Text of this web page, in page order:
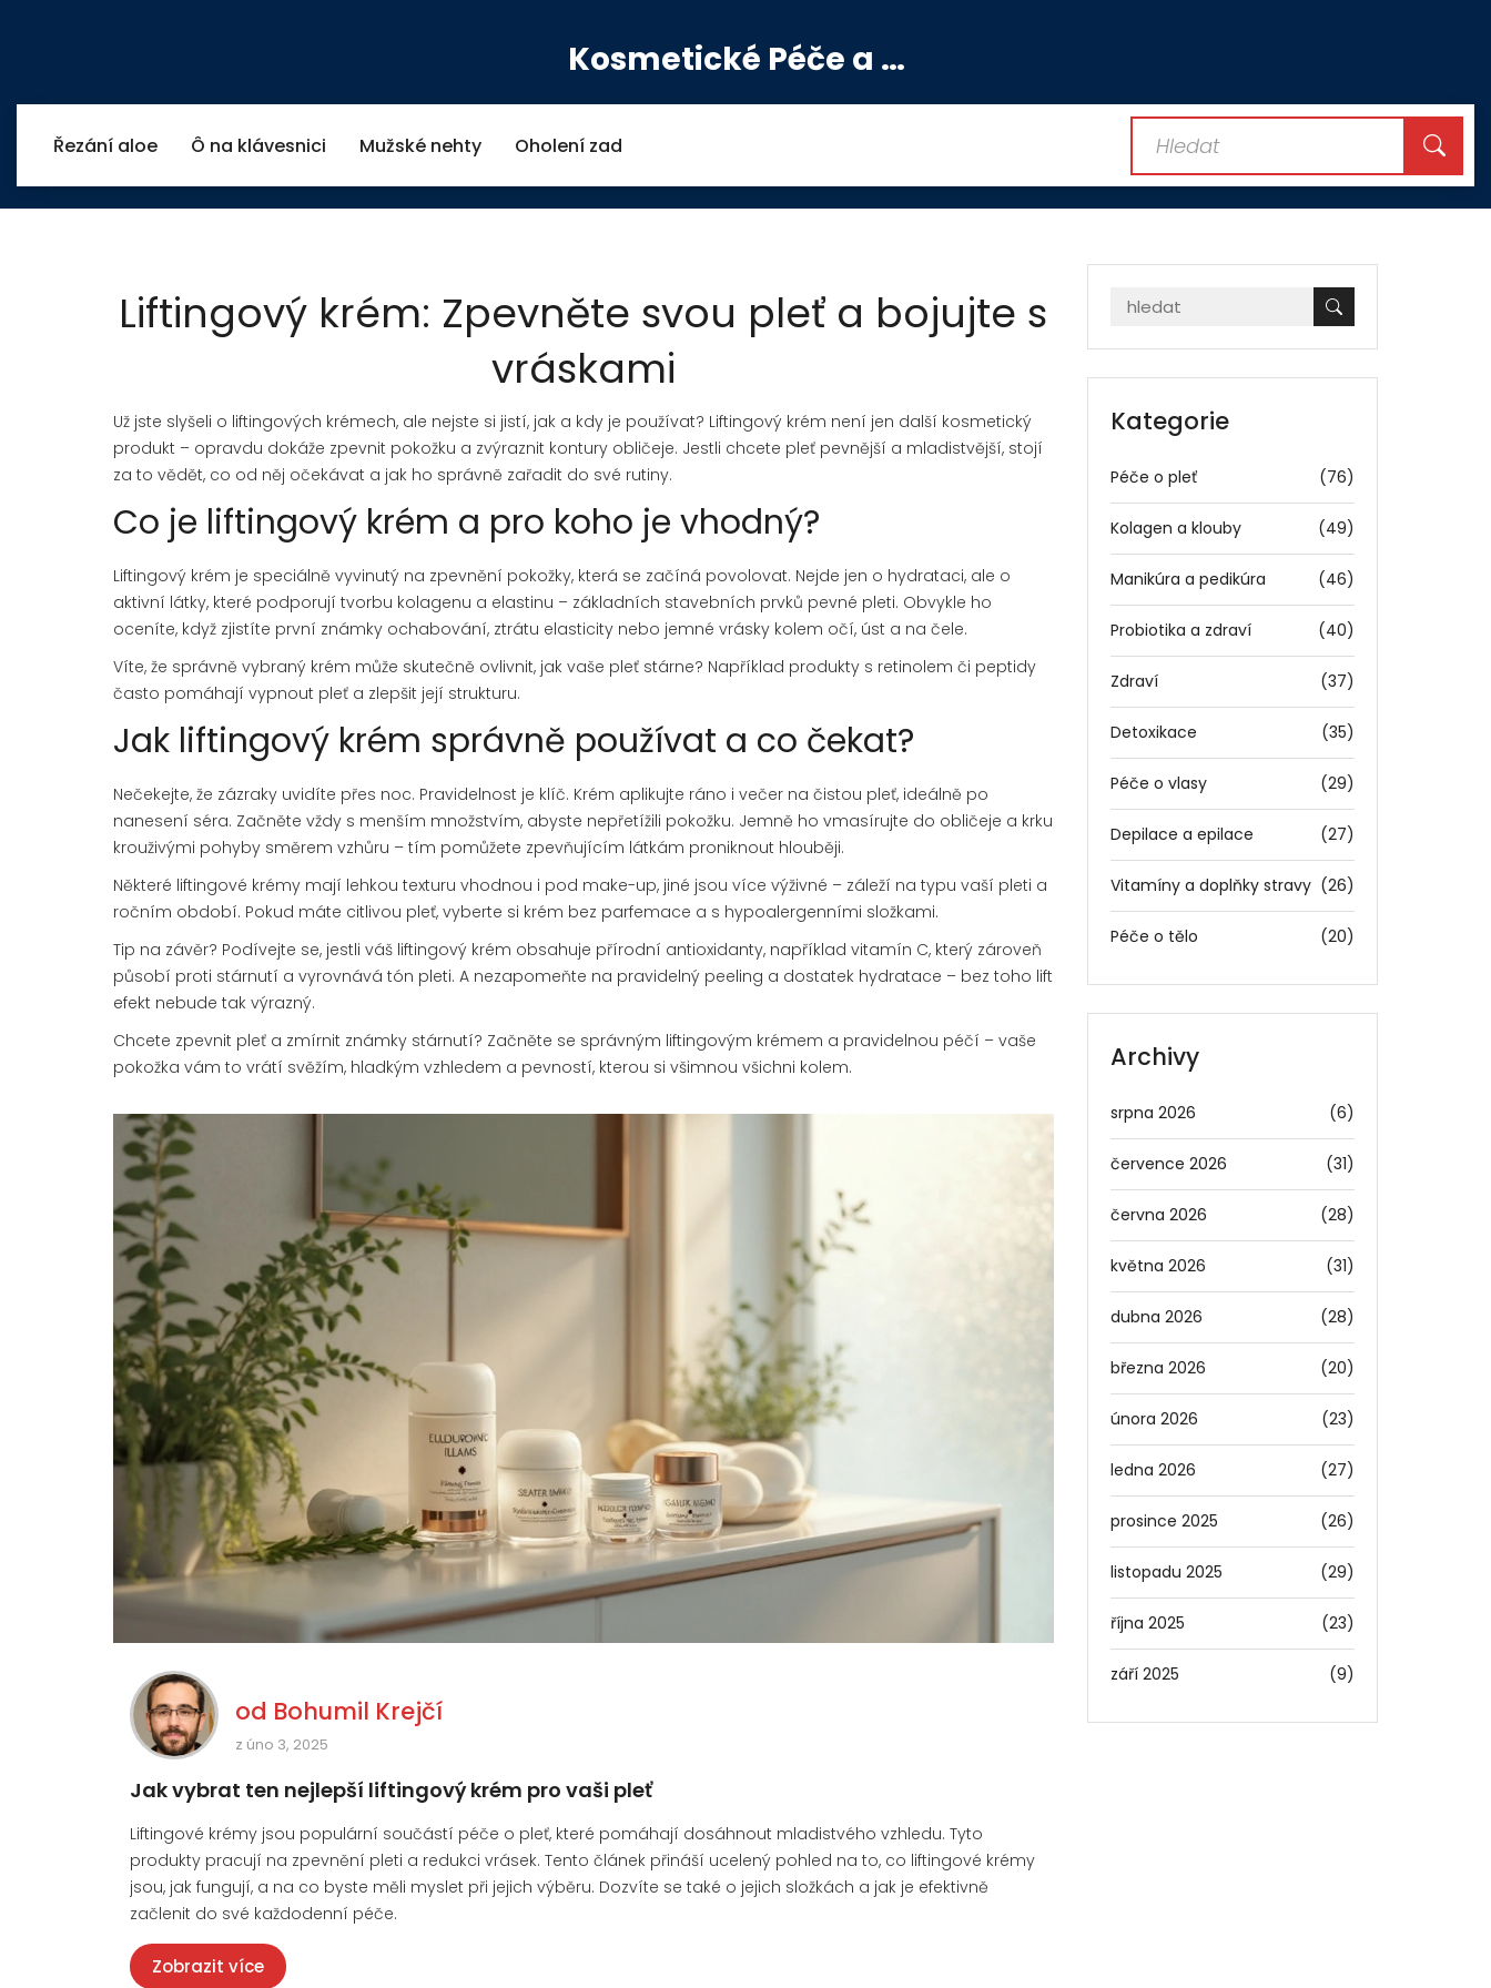
Kosmetické Péče a Výživové Doplňky
Řezání aloe Ô na klávesnici Mužské nehty Oholení zad
Liftingový krém: Zpevněte svou pleť a bojujte s
vráskami
Už jste slyšeli o liftingových krémech, ale nejste si jistí, jak a kdy je používat? Liftingový krém není jen další kosmetický
produkt – opravdu dokáže zpevnit pokožku a zvýraznit kontury obličeje. Jestli chcete pleť pevnější a mladistvější, stojí
za to vědět, co od něj očekávat a jak ho správně zařadit do své rutiny.
Co je liftingový krém a pro koho je vhodný?
Liftingový krém je speciálně vyvinutý na zpevnění pokožky, která se začíná povolovat. Nejde jen o hydrataci, ale o
aktivní látky, které podporují tvorbu kolagenu a elastinu – základních stavebních prvků pevné pleti. Obvykle ho
oceníte, když zjistíte první známky ochabování, ztrátu elasticity nebo jemné vrásky kolem očí, úst a na čele.
Víte, že správně vybraný krém může skutečně ovlivnit, jak vaše pleť stárne? Například produkty s retinolem či peptidy
často pomáhají vypnout pleť a zlepšit její strukturu.
Jak liftingový krém správně používat a co čekat?
Nečekejte, že zázraky uvidíte přes noc. Pravidelnost je klíč. Krém aplikujte ráno i večer na čistou pleť, ideálně po
nanesení séra. Začněte vždy s menším množstvím, abyste nepřetížili pokožku. Jemně ho vmasírujte do obličeje a krku
krouživými pohyby směrem vzhůru – tím pomůžete zpevňujícím látkám proniknout hlouběji.
Některé liftingové krémy mají lehkou texturu vhodnou i pod make-up, jiné jsou více výživné – záleží na typu vaší pleti a
ročním období. Pokud máte citlivou pleť, vyberte si krém bez parfemace a s hypoalergenními složkami.
Tip na závěr? Podívejte se, jestli váš liftingový krém obsahuje přírodní antioxidanty, například vitamín C, který zároveň
působí proti stárnutí a vyrovnává tón pleti. A nezapomeňte na pravidelný peeling a dostatek hydratace – bez toho lift
efekt nebude tak výrazný.
Chcete zpevnit pleť a zmírnit známky stárnutí? Začněte se správným liftingovým krémem a pravidelnou péčí – vaše
pokožka vám to vrátí svěžím, hladkým vzhledem a pevností, kterou si všimnou všichni kolem.
od Bohumil Krejčí
z úno 3, 2025
Jak vybrat ten nejlepší liftingový krém pro vaši pleť
Liftingové krémy jsou populární součástí péče o pleť, které pomáhají dosáhnout mladistvého vzhledu. Tyto
produkty pracují na zpevnění pleti a redukci vrásek. Tento článek přináší ucelený pohled na to, co liftingové krémy
jsou, jak fungují, a na co byste měli myslet při jejich výběru. Dozvíte se také o jejich složkách a jak je efektivně
začlenit do své každodenní péče.
Zobrazit více
Kategorie
Péče o pleť (76)
Kolagen a klouby (49)
Manikúra a pedikúra (46)
Probiotika a zdraví (40)
Zdraví (37)
Detoxikace (35)
Péče o vlasy (29)
Depilace a epilace (27)
Vitamíny a doplňky stravy (26)
Péče o tělo (20)
Archivy
srpna 2026 (6)
července 2026 (31)
června 2026 (28)
května 2026 (31)
dubna 2026 (28)
března 2026 (20)
února 2026 (23)
ledna 2026 (27)
prosince 2025 (26)
listopadu 2025 (29)
října 2025 (23)
září 2025 (9)